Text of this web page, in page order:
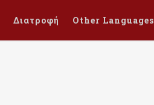
Διατροφή Other Languages